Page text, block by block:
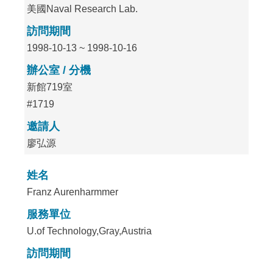
美國Naval Research Lab.
訪問期間
1998-10-13 ~ 1998-10-16
辦公室 / 分機
新館719室
#1719
邀請人
廖弘源
姓名
Franz Aurenharmmer
服務單位
U.of Technology,Gray,Austria
訪問期間